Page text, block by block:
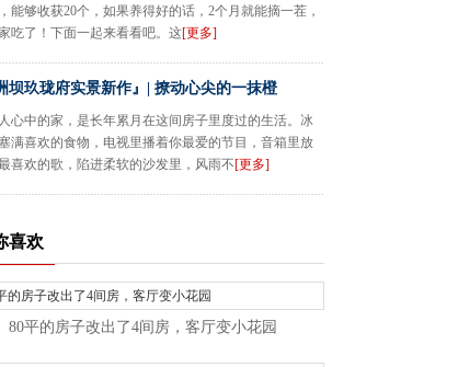
能够收获20个，如果养得好的话，2个月就能摘一茬，
吃了！下面一起来看看吧。这[更多]
坝玖珑府实景新作』| 撩动心尖的一抹橙
心中的家，是长年累月在这间房子里度过的生活。冰
满喜欢的食物，电视里播着你最爱的节目，音箱里放
喜欢的歌，陷进柔软的沙发里，风雨不[更多]
喜欢
80平的房子改出了4间房，客厅变小花园